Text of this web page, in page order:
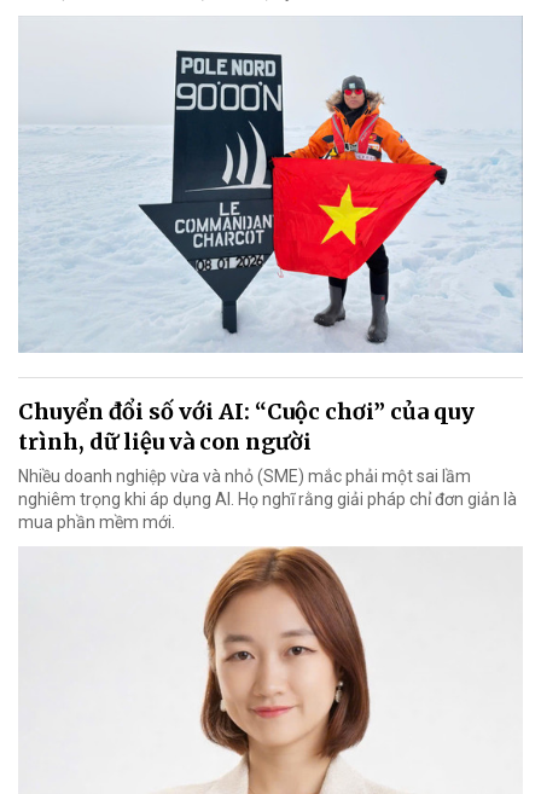
Chuyển đổi số với AI: “Cuộc chơi” của quy
trình, dữ liệu và con người
Nhiều doanh nghiệp vừa và nhỏ (SME) mắc phải một sai lầm
nghiêm trọng khi áp dụng AI. Họ nghĩ rằng giải pháp chỉ đơn giản là
mua phần mềm mới.